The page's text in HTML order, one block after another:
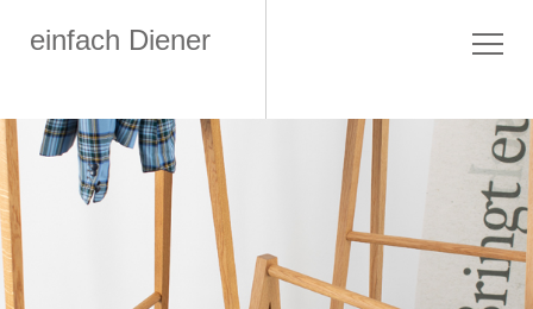
einfach Diener